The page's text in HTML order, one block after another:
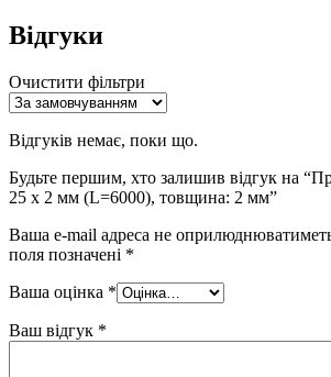
Відгуки
Очистити фільтри
Відгуків немає, поки що.
Будьте першим, хто залишив відгук на
25 x 2 мм (L=6000), товщина: 2 мм”
Ваша e-mail адреса не
поля позначені *
Ваша оцінка *
Ваш відгук *